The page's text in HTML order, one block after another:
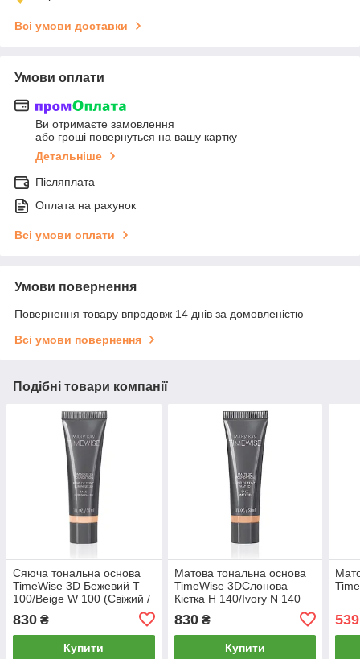
Всі умови доставки
Умови оплати
Ви отримаєте замовлення
або гроші повернуться на вашу картку
Детальніше
Післяплата
Оплата на рахунок
Всі умови оплати
Умови повернення
Повернення товару впродовж 14 днів за домовленістю
Всі умови повернення
Подібні товари компанії
Сяюча тональна основа
TimeWise 3D Бежевий Т
100/Beige W 100 (Свіжий /
Сяючий) Мери Кей Мері
Кей
830 ₴
Купити
Матова тональна основа
TimeWise 3DСлонова
Кістка Н 140/Ivory N 140
830₴
Купити